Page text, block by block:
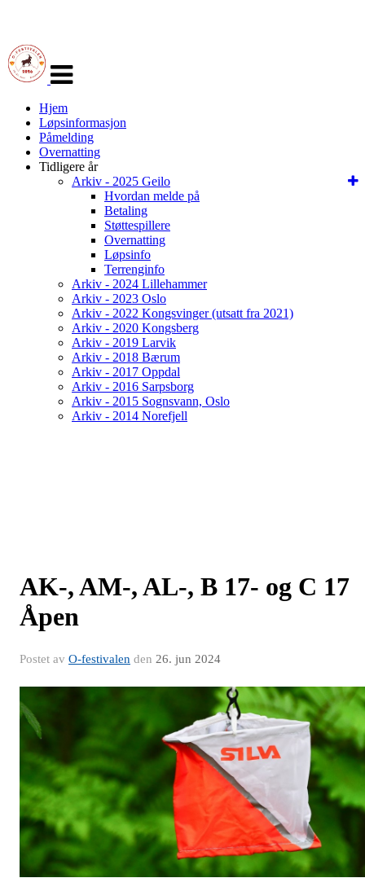
navigasjon
Hjem
Løpsinformasjon
Påmelding
Overnatting
Tidligere år
Arkiv - 2025 Geilo
Hvordan melde på
Betaling
Støttespillere
Overnatting
Løpsinfo
Terrenginfo
Arkiv - 2024 Lillehammer
Arkiv - 2023 Oslo
Arkiv - 2022 Kongsvinger (utsatt fra 2021)
Arkiv - 2020 Kongsberg
Arkiv - 2019 Larvik
Arkiv - 2018 Bærum
Arkiv - 2017 Oppdal
Arkiv - 2016 Sarpsborg
Arkiv - 2015 Sognsvann, Oslo
Arkiv - 2014 Norefjell
AK-, AM-, AL-, B 17- og C 17
Åpen
Postet av O-festivalen den 26. jun 2024